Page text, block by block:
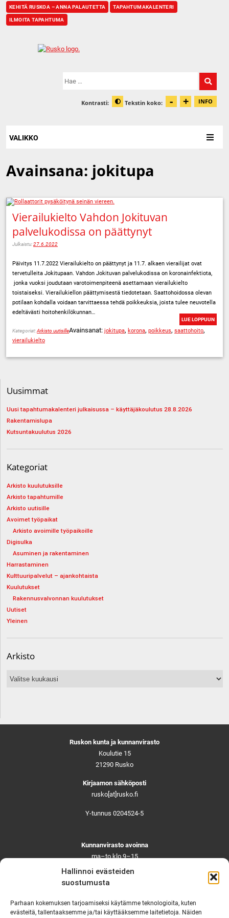
Hallinnoi evästeiden
suostumusta
Parhaan kokemuksen tarjoamiseksi käytämme teknologioita, kuten
evästeitä, tallentaaksemme ja/tai käyttääksemme laitetietoja. Näiden
KEHITÄ RUSKOA – ANNA PALAUTETTA TAPAHTUMAKALENTERI
ILMOITA TAPAHTUMA
Hae:
Kontrasti: Muuta kontrastia
Tekstin koko: - + INFO
VALIKKO
Avainsana: jokitupa
Vierailukielto Vahdon Jokituvan
palvelukodissa on päättynyt
Julkaistu:27.6.2022
Päivitys 11.7.2022 Vierailukielto on päättynyt ja 11.7. alkaen vierailijat ovat
tervetulleita Jokitupaan. Vahdon Jokituvan palvelukodissa on koronainfektiota,
jonka vuoksi joudutaan varotoimenpiteenä asettamaan vierailukielto
toistaiseksi. Vierailukiellon päättymisestä tiedotetaan. Saattohoidossa olevan
potilaan kohdalla voidaan tarvittaessa tehdä poikkeuksia, joista tulee neuvotella
edeltävästi hoitohenkilökunnan…
LUE LOPPUUN
Kategoriat:Arkisto uutisilleAvainsanat: jokitupa, korona, poikkeus, saattohoito,
vierailukielto
Uusimmat
Uusi tapahtumakalenteri julkaisussa – käyttäjäkoulutus 28.8.2026
Rakentamislupa
Kutsuntakuulutus 2026
Kategoriat
Arkisto kuulutuksille
Arkisto tapahtumille
Arkisto uutisille
Avoimet työpaikat
Arkisto avoimille työpaikoille
Digisulka
Asuminen ja rakentaminen
Harrastaminen
Kulttuuripalvelut – ajankohtaista
Kuulutukset
Rakennusvalvonnan kuulutukset
Uutiset
Yleinen
Arkisto
Arkisto
Ruskon kunta ja kunnanvirasto
Koulutie 15
21290 Rusko
Kirjaamon sähköposti
rusko[at]rusko.fi
Y-tunnus 0204524-5
Kunnanvirasto avoinna
ma–to klo 9–15
pe ja aattoina klo 9–14
Suljettuna ma–pe klo 11–12